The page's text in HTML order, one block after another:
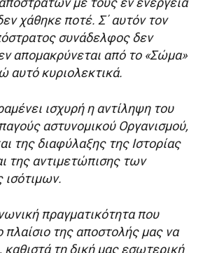
χάθηκε ποτέ. Σ΄ αυτόν τον
συνάδελφος δεν
απομακρύνεται από το «Σώμα»
αυτό κυριολεκτικά.
ισχυρή η αντίληψη του
αστυνομικού Οργανισμού,
της διαφύλαξης της Ιστορίας
της αντιμετώπισης των
πραγματικότητα που
πλαίσιο της αποστολής μας να
καθιστά τη δική μας εσωτερική